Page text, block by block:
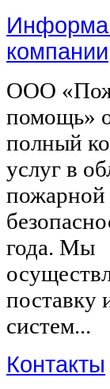
компании
ООО
помощь»
полный
услуг в
пожарной
года. Мы
поставку
систем...
Контакты